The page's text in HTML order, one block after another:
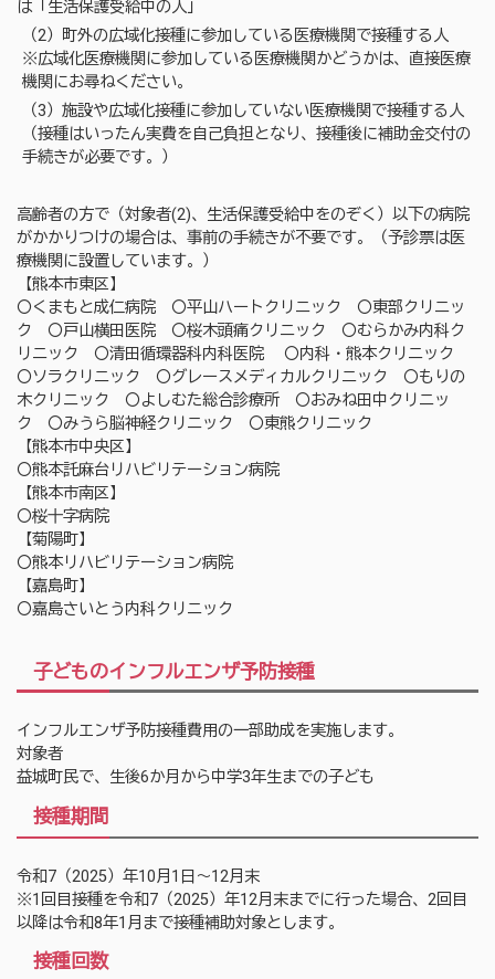
は「生活保護受給中の人」
（2）町外の広域化接種に参加している医療機関で接種する人
※広域化医療機関に参加している医療機関かどうかは、直接医療
機関にお尋ねください。
（3）施設や広域化接種に参加していない医療機関で接種する人
（接種はいったん実費を自己負担となり、接種後に補助金交付の
手続きが必要です。）
高齢者の方で（対象者(2)、生活保護受給中をのぞく）以下の病院
がかかりつけの場合は、事前の手続きが不要です。（予診票は医
療機関に設置しています。）
【熊本市東区】
〇くまもと成仁病院 〇平山ハートクリニック 〇東部クリニッ
ク 〇戸山横田医院 〇桜木頭痛クリニック 〇むらかみ内科ク
リニック 〇清田循環器科内科医院 〇内科・熊本クリニック
〇ソラクリニック 〇グレースメディカルクリニック 〇もりの
木クリニック 〇よしむた総合診療所 〇おみね田中クリニッ
ク 〇みうら脳神経クリニック 〇東熊クリニック
【熊本市中央区】
〇熊本託麻台リハビリテーション病院
【熊本市南区】
〇桜十字病院
【菊陽町】
〇熊本リハビリテーション病院
【嘉島町】
〇嘉島さいとう内科クリニック
子どものインフルエンザ予防接種
インフルエンザ予防接種費用の一部助成を実施します。
対象者
益城町民で、生後6か月から中学3年生までの子ども
接種期間
令和7（2025）年10月1日～12月末
※1回目接種を令和7（2025）年12月末までに行った場合、2回目
以降は令和8年1月まで接種補助対象とします。
接種回数